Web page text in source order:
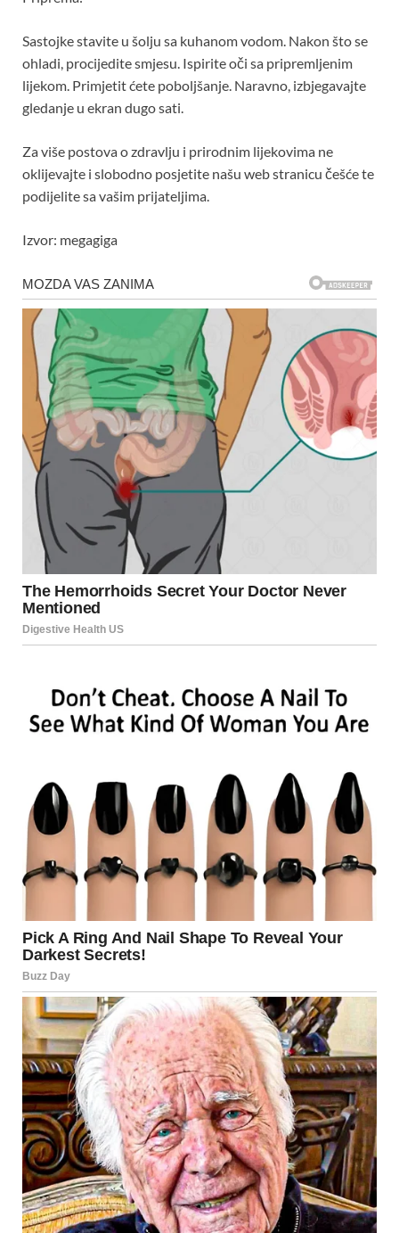
Sastojke stavite u šolju sa kuhanom vodom. Nakon što se
ohladi, procijedite smjesu. Ispirite oči sa pripremljenim
lijekom. Primjetit ćete poboljšanje. Naravno, izbjegavajte
gledanje u ekran dugo sati.
Za više postova o zdravlju i prirodnim lijekovima ne
oklijevajte i slobodno posjetite našu web stranicu češće te
podijelite sa vašim prijateljima.
Izvor: megagiga